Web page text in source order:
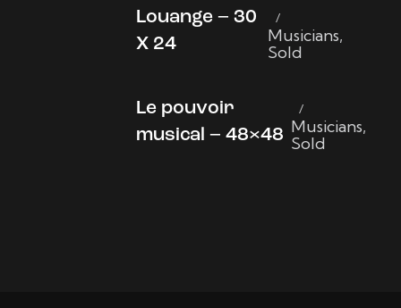
Musicians,
Sold
Louange – 30
X 24
Musicians,
Sold
Le pouvoir
musical – 48×48